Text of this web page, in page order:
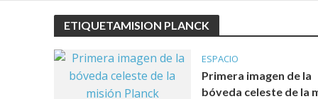
ETIQUETAMISION PLANCK
ESPACIO
Primera imagen de la
bóveda celeste de la